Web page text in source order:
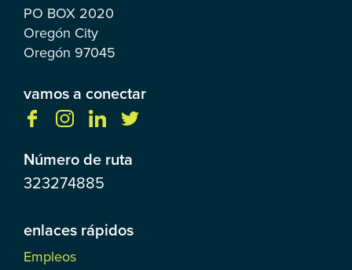
PO BOX 2020
Oregón City
Oregón 97045
vamos a conectar
Número de ruta
323274885
enlaces rápidos
Empleos